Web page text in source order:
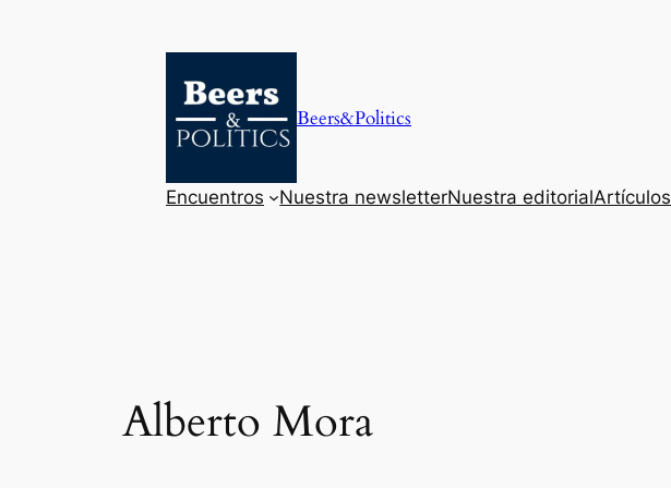
Beers&Politics
Encuentros Nuestra newsletterNuestra editorialArtículos
Alberto Mora